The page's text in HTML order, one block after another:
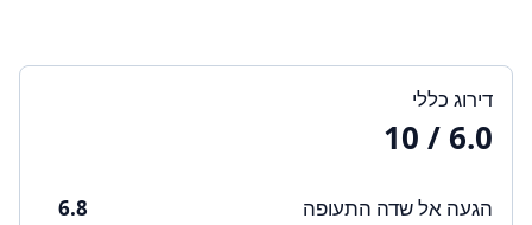
דירוג כללי
6.0
/ 10
הגעה אל שדה התעופה 6.8